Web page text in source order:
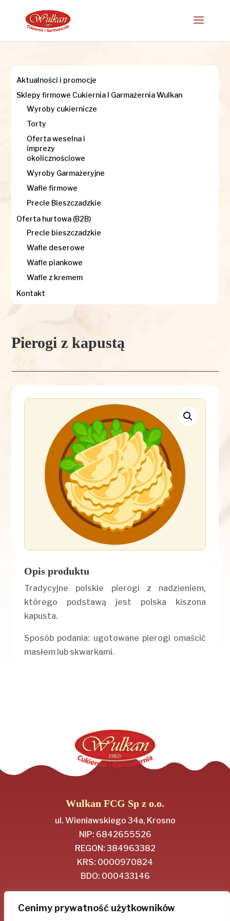
Cenimy prywatność użytkowników
Aktualności i promocje
Sklepy firmowe Cukiernia I Garmażernia Wulkan
Wyroby cukiernicze
Torty
Oferta weselna i
imprezy
okolicznościowe
Wyroby Garmażeryjne
Wafle firmowe
Precle Bieszczadzkie
Oferta hurtowa (B2B)
Precle bieszczadzkie
Wafle deserowe
Wafle piankowe
Wafle z kremem
Kontakt
Pierogi z kapustą
Opis produktu
Tradycyjne polskie pierogi z nadzieniem,
którego podstawą jest polska kiszona
kapusta.
Sposób podania: ugotowane pierogi omaścić
masłem lub skwarkami.
Wulkan FCG Sp z o.o.
ul. Wieniawskiego 34a, Krosno
NIP: 6842655526
REGON: 384963382
KRS: 0000970824
BDO: 000433146
Regulamin